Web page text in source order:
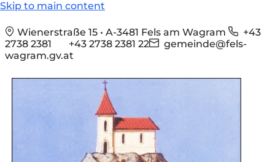
Skip to main content
Wienerstraße 15 • A-3481 Fels am Wagram
+43
2738 2381
+43 2738 2381 22
gemeinde@fels-
wagram.gv.at